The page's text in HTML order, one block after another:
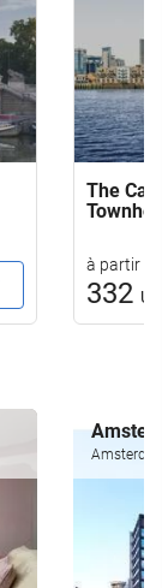
The
à partir de
332